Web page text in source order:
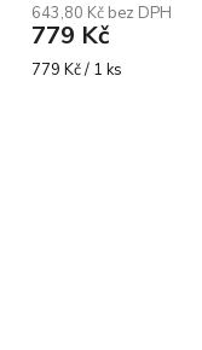
643,80 Kč bez DPH
779 Kč
Měrná
779 Kč / 1 ks